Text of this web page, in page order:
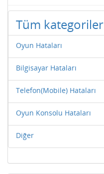
Tüm kategoriler
Oyun Hataları
Bilgisayar Hataları
Telefon(Mobile) Hataları
Oyun Konsolu Hataları
Diğer